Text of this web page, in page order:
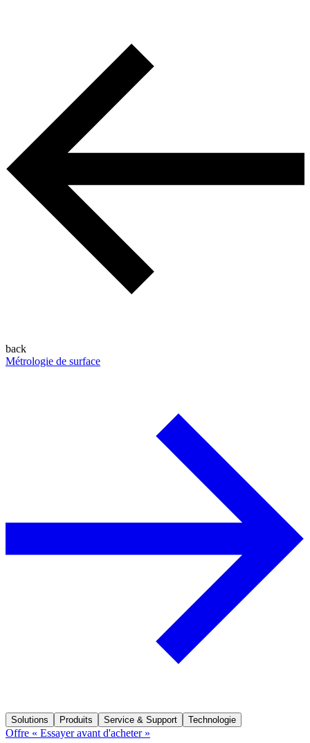
back
Métrologie de surface
Solutions Produits Service & Support Technologie
Offre « Essayer avant d'acheter »